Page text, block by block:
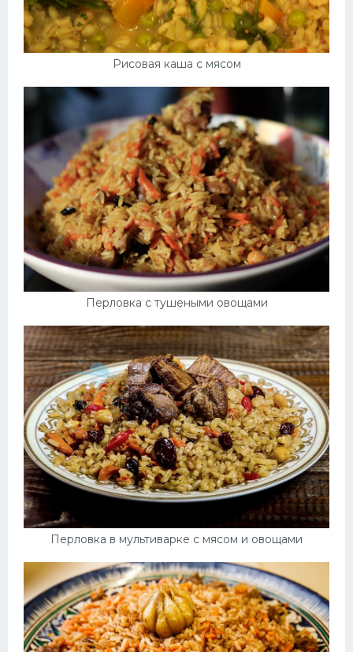
Рисовая каша с мясом
Перловка с тушеными овощами
Перловка в мультиварке с мясом и овощами